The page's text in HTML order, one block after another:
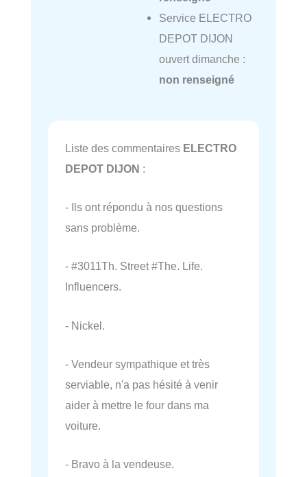
Service ELECTRO
DEPOT DIJON
ouvert dimanche :
non renseigné
Liste des commentaires ELECTRO
DEPOT DIJON :
- Ils ont répondu à nos questions
sans problème.
- #3011Th. Street #The. Life.
Influencers.
- Nickel.
- Vendeur sympathique et très
serviable, n'a pas hésité à venir
aider à mettre le four dans ma
voiture.
- Bravo à la vendeuse.